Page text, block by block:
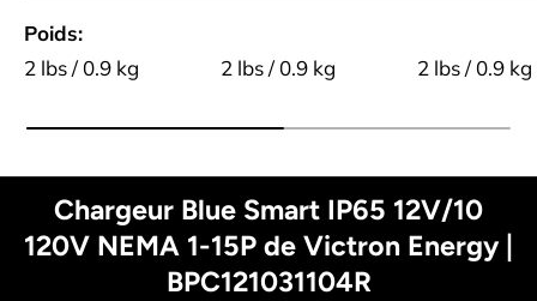
Poids
2 lbs / 0.9 kg
2 lbs / 0.9 kg 2 lbs / 0.9 kg
Chargeur Blue Smart IP65 12V/10
120V NEMA 1-15P de Victron Energy |
BPC121031104R